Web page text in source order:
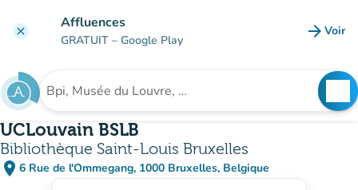
clear Affluences
GRATUIT – Google Play arrow_forward Voir
Rechercher un établissement
UCLouvain BSLB
Bibliothèque Saint-Louis Bruxelles
place 6 Rue de l'Ommegang, 1000 Bruxelles, Belgique
(ouvrir dans Google Maps)
(nouvel onglet)